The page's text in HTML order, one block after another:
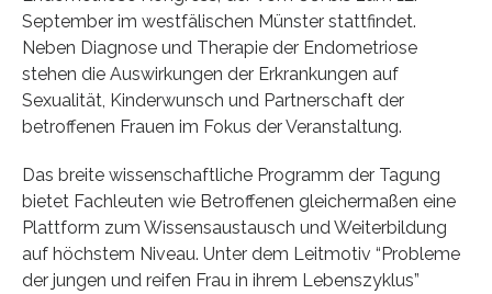
September im westfälischen Münster stattfindet.
Neben Diagnose und Therapie der Endometriose
stehen die Auswirkungen der Erkrankungen auf
Sexualität, Kinderwunsch und Partnerschaft der
betroffenen Frauen im Fokus der Veranstaltung.
Das breite wissenschaftliche Programm der Tagung
bietet Fachleuten wie Betroffenen gleichermaßen eine
Plattform zum Wissensaustausch und Weiterbildung
auf höchstem Niveau. Unter dem Leitmotiv “Probleme
der jungen und reifen Frau in ihrem Lebenszyklus”